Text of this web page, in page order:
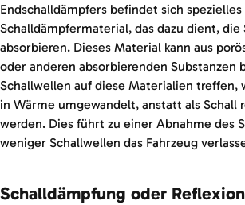
Endschalldämpfers befindet sich spezielles
Schalldämpfermaterial, das dazu dient, die
absorbieren. Dieses Material kann aus
oder anderen absorbierenden Substanzen
Schallwellen auf diese Materialien treffen,
in Wärme umgewandelt, anstatt als Schall
werden. Dies führt zu einer Abnahme des
weniger Schallwellen das Fahrzeug
Schalldämpfung oder Reflexion